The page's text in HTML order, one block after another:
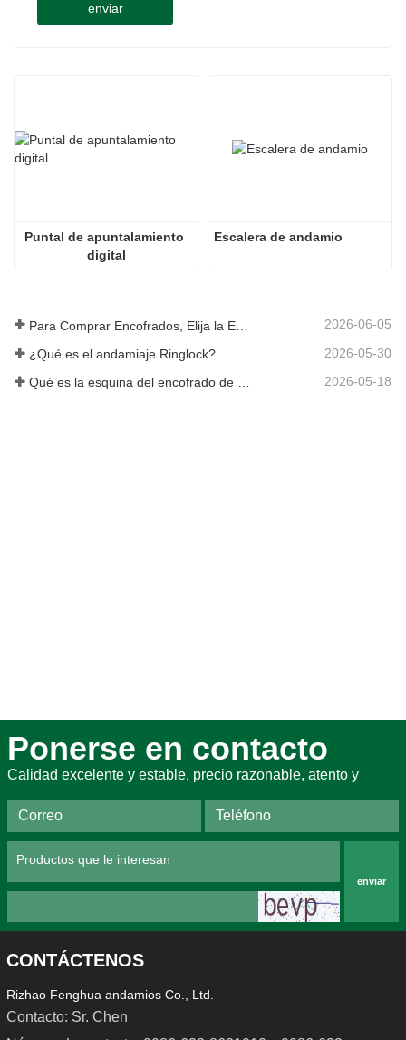
enviar
Puntal de apuntalamiento
digital
Escalera de andamio
2026-06-05
¿Qué es el andamiaje Ringlock? 2026-05-30
Qué es la esquina del encofrado de hormigón 2026-05-18
Ponerse en contacto
Calidad excelente y estable, precio razonable, atento y
enviar
CONTÁCTENOS
Rizhao Fenghua andamios Co., Ltd.
Contacto: Sr. Chen